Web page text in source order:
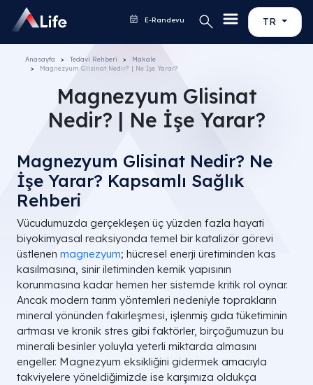
TR
E-Randevu
Anasayfa Tedavi Rehberi
Makale
Magnezyum Glisinat Nedir? | Ne İşe Yarar?
Magnezyum Glisinat
Nedir? | Ne İşe Yarar?
Magnezyum Glisinat Nedir? Ne
İşe Yarar? Kapsamlı Sağlık
Rehberi
Vücudumuzda gerçekleşen üç yüzden fazla hayati
biyokimyasal reaksiyonda temel bir katalizör görevi
üstlenen magnezyum; hücresel enerji üretiminden kas
kasılmasına, sinir iletiminden kemik yapısının
korunmasına kadar hemen her sistemde kritik rol oynar.
Ancak modern tarım yöntemleri nedeniyle toprakların
mineral yönünden fakirleşmesi, işlenmiş gıda tüketiminin
artması ve kronik stres gibi faktörler, birçoğumuzun bu
minerali besinler yoluyla yeterli miktarda almasını
engeller. Magnezyum eksikliğini gidermek amacıyla
takviyelere yöneldiğimizde ise karşımıza oldukça